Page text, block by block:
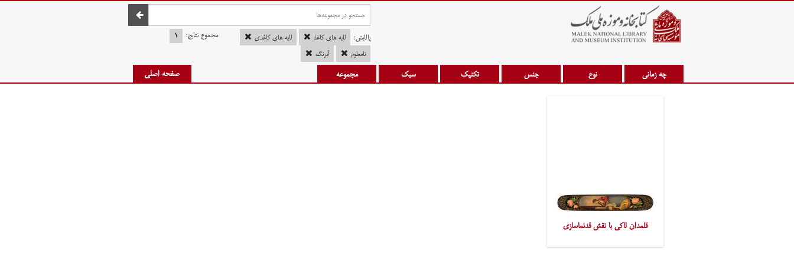
صفحه اصلی
پالایش: لایه های کاغذ
لایه های کاغذی
نامعلوم
آبرنگ
مجموع نتایج: ۱
چه زمانی نوع جنس تکنیک سبک مجموعه صفحه اصلی
قلمدان لاکی با نقش قدنماسازی